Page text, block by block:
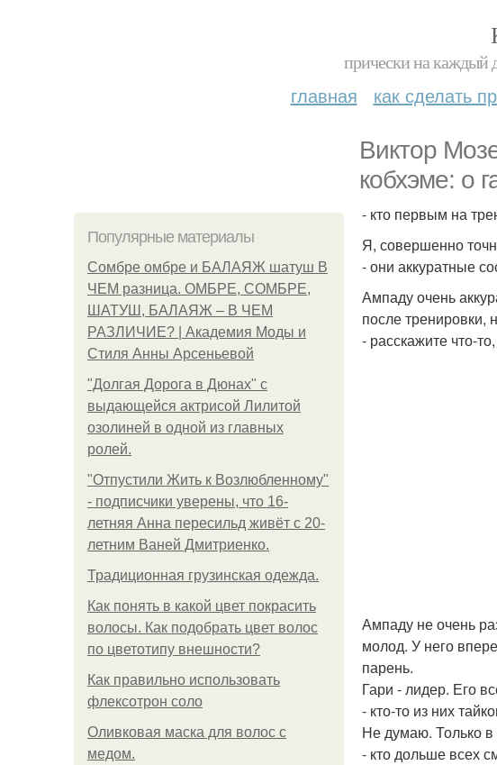
прически на каждый
главная как сделать
Виктор
кобхэме: о
Популярные материалы
Сомбре омбре и БАЛАЯЖ шатуш В
ЧЕМ разница. ОМБРЕ, СОМБРЕ,
ШАТУШ, БАЛАЯЖ – В ЧЕМ
РАЗЛИЧИЕ? | Академия Моды и
Стиля Анны Арсеньевой
"Долгая Дорога в Дюнах" с
выдающейся актрисой Лилитой
озолиней в одной из главных
ролей.
"Отпустили Жить к Возлюбленному"
- подписчики уверены, что 16-
летняя Анна пересильд живёт с 20-
летним Ваней Дмитриенко.
Традиционная грузинская одежда.
Как понять в какой цвет покрасить
волосы. Как подобрать цвет волос
по цветотипу внешности?
Как правильно использовать
флексотрон соло
Оливковая маска для волос с
медом.
- кто первым на
Я, совершенно
- они аккуратные
Ампаду очень
после тренировки,
- расскажите что-
Ампаду не очень
молод. У него
парень.
Гари - лидер. Его
- кто-то из них
Не думаю. Только в
- кто дольше всех